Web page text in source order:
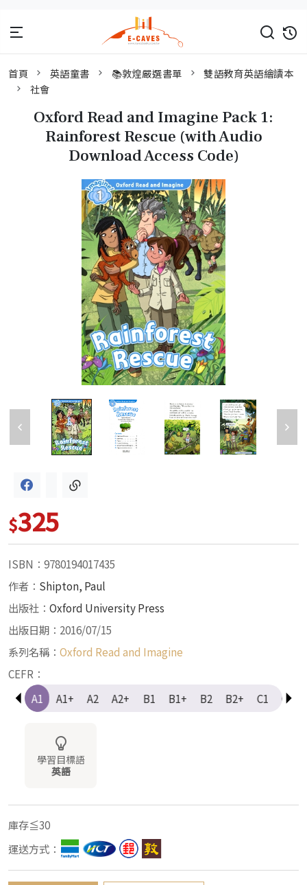
首頁 英語童書 📚敦煌嚴選書單
雙語教育英語繪讀本
社會
Oxford Read and Imagine Pack 1:
Rainforest Rescue (with Audio
Download Access Code)
$325
ISBN：9780194017435
作者： Shipton, Paul
出版社： Oxford University Press
出版日期：2016/07/15
系列名稱： Oxford Read and Imagine
CEFR：
A1
A1 A1+ A2 A2+ B1 B1+ B2 B2+ C1 C1+
學習目標語
英語
庫存≦30
運送方式：